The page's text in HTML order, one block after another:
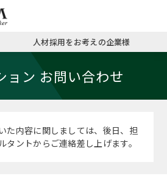
ミッシ
コンサ
お申し
キャリ
キャリ
MBAの
MBA留
日本か
英文レ
パワー
人材採用をお考えの企業様
ョン お問い合わせ
た内容に関しましては、後日、担
タントからご連絡差し上げます。